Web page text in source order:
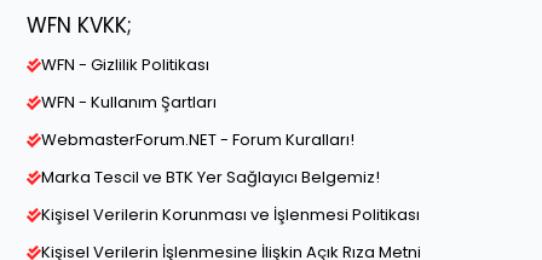
WFN KVKK;
WFN - Gizlilik Politikası
WFN - Kullanım Şartları
WebmasterForum.NET - Forum Kuralları!
Marka Tescil ve BTK Yer Sağlayıcı Belgemiz!
Kişisel Verilerin Korunması ve İşlenmesi Politikası
Kişisel Verilerin İşlenmesine İlişkin Açık Rıza Metni